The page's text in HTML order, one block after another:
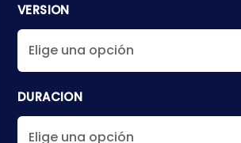
VERSION
DURACION